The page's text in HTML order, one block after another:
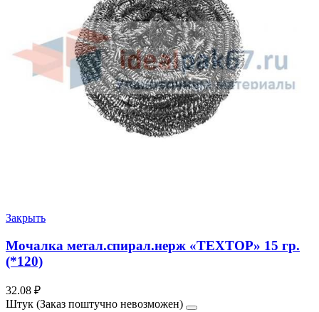
Закрыть
Мочалка метал.спирал.нерж «ТЕХТОР» 15 гр.
(*120)
32.08 ₽
Штук (Заказ поштучно невозможен)